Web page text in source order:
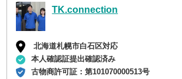
TK.connection
北海道札幌市白石区対応
本人確認証提出確認済み
古物商許可証：第101070000513号